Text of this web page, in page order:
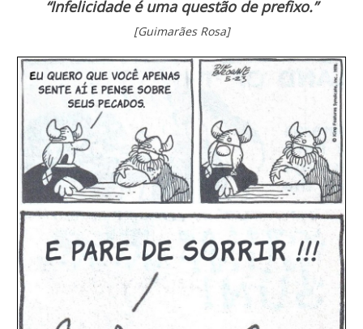
“Infelicidade é uma questão de prefixo.”
[Guimarães Rosa]